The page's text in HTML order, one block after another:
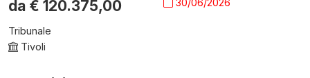
da € 120.375,00
30/06/2026
Tribunale
Tivoli